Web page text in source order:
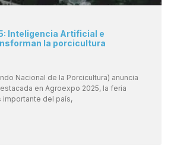
Inteligencia Artificial e
la porcicultura
Nacional de la Porcicultura) anuncia
en Agroexpo 2025, la feria
importante del país,